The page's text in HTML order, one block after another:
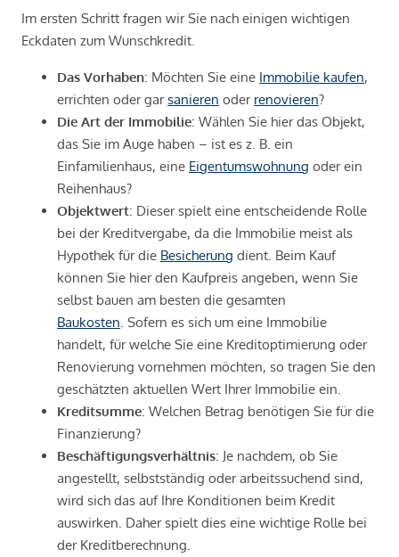
Im ersten Schritt fragen wir Sie nach einigen wichtigen
Eckdaten zum Wunschkredit.
Das Vorhaben: Möchten Sie eine Immobilie kaufen,
errichten oder garsanieren oder renovieren?
Die Art der Immobilie: Wählen Sie hier das Objekt,
das Sie im Auge haben – ist es z. B. ein
Einfamilienhaus, eine Eigentumswohnung oder ein
Reihenhaus?
Objektwert: Dieser spielt eine entscheidende Rolle
bei der Kreditvergabe, da die Immobilie meist als
Hypothek für die Besicherung dient. Beim Kauf
können Sie hier den Kaufpreis angeben, wenn Sie
selbst bauen am besten die gesamten
Baukosten . Sofern es sich um eine Immobilie
handelt, für welche Sie eine Kreditoptimierung oder
Renovierung vornehmen möchten, so tragen Sie den
geschätzten aktuellen Wert Ihrer Immobilie ein.
Kreditsumme: Welchen Betrag benötigen Sie für die
Finanzierung?
Beschäftigungsverhältnis: Je nachdem, ob Sie
angestellt, selbstständig oder arbeitssuchend sind,
wird sich das auf Ihre Konditionen beim Kredit
auswirken. Daher spielt dies eine wichtige Rolle bei
der Kreditberechnung.